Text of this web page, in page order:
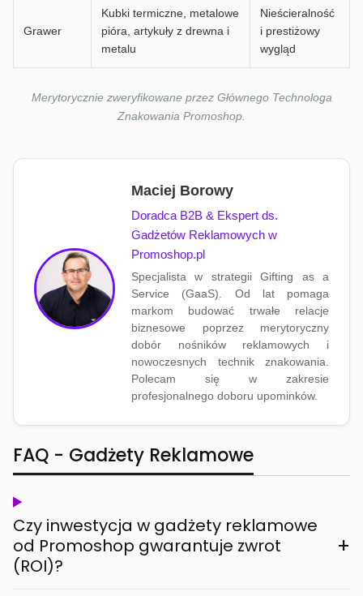
Grawer
Kubki termiczne, metalowe
pióra, artykuły z drewna i
metalu
Nieścieralność
i prestiżowy
wygląd
Merytorycznie zweryfikowane przez Głównego Technologa
Znakowania Promoshop.
Maciej Borowy
Doradca B2B & Ekspert ds.
Gadżetów Reklamowych w
Promoshop.pl
Specjalista w strategii Gifting as a
Service (GaaS). Od lat pomaga
markom budować trwałe relacje
biznesowe poprzez merytoryczny
dobór nośników reklamowych i
nowoczesnych technik znakowania.
Polecam się w zakresie
profesjonalnego doboru upominków.
FAQ - Gadżety Reklamowe
Czy inwestycja w gadżety reklamowe
od Promoshop gwarantuje zwrot
(ROI)?
+